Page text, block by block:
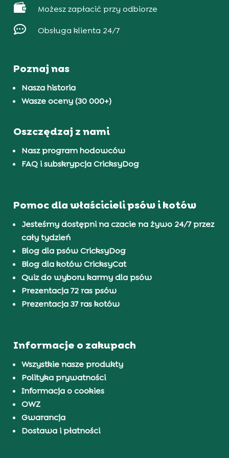
 Możesz zapłacić przy odbiorze
 Obsługa klienta 24/7
Poznaj nas
Nasza historia
Wasze oceny (30 000+)
Oszczędzaj z nami
Nasz program hodowców
FAQ i subskrypcja CricksyDog
Pomoc dla właścicieli psów i kotów
Jesteśmy dostępni na czacie na żywo 24/7 przez
cały tydzień
Blog dla psów CricksyDog
Blog dla kotów CricksyCat
Quiz do wyboru karmy dla psów
Prezentacja 72 ras psów
Prezentacja 37 ras kotów
Informacje o zakupach
Wszystkie nasze produkty
Polityka prywatności
Informacja o cookies
OWZ
Gwarancja
Dostawa i płatności